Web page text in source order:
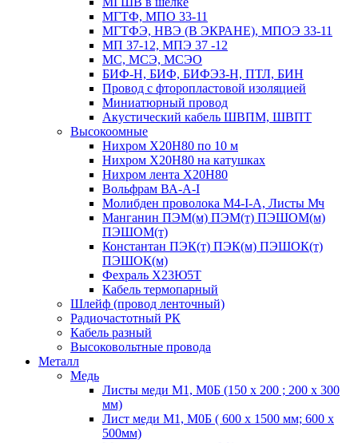
МГТФ, МПО 33-11
МГТФЭ, НВЭ (В ЭКРАНЕ), МПОЭ 33-11
МП 37-12, МПЭ 37 -12
МС, МСЭ, МСЭО
БИФ-Н, БИФ, БИФЭЗ-Н, ПТЛ, БИН
Провод с фторопластовой изоляцией
Миниатюрный провод
Акустический кабель ШВПМ, ШВПТ
Высокоомные
Нихром Х20Н80 по 10 м
Нихром Х20Н80 на катушках
Нихром лента Х20Н80
Вольфрам ВА-А-I
Молибден проволока М4-I-А, Листы Мч
Манганин ПЭМ(м) ПЭМ(т) ПЭШОМ(м)
ПЭШОМ(т)
Константан ПЭК(т) ПЭК(м) ПЭШОК(т)
ПЭШОК(м)
Фехраль Х23Ю5Т
Кабель термопарный
Шлейф (провод ленточный)
Радиочастотный РК
Кабель разный
Высоковольтные провода
Металл
Медь
Листы меди М1, М0Б (150 х 200 ; 200 х 300
мм)
Лист меди М1, М0Б ( 600 х 1500 мм; 600 х
500мм)